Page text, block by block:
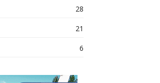
28
21
6